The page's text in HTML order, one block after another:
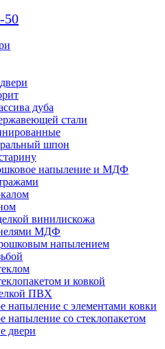
50
дуба
стали
шпон
напыление и МДФ
винилискожа
МДФ
напылением
и ковкой
ПВХ
напыление с элементами ковки
напыление со стеклопакетом
двери